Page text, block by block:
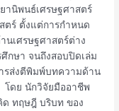
านิพนธ์เศรษฐศาสตร์
ตร์ ตั้งแต่การกำหนด
เศรษฐศาสตร์ต่าง
กษา จนถึงสอบปิดเล่ม
ารส่งตีพิมพ์บทความด้าน
โดย นักวิจัยมืออาชีพ
ด ทฤษฎี บริบท ของ